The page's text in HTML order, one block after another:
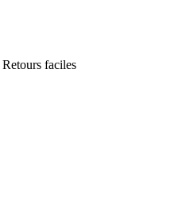
Retours faciles